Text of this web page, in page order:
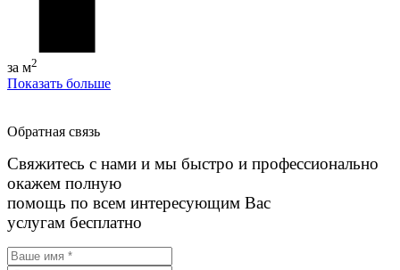
за м2
Показать больше
Обратная связь
Свяжитесь с нами и мы быстро и профессионально
окажем полную
помощь по всем интересующим Вас
услугам бесплатно